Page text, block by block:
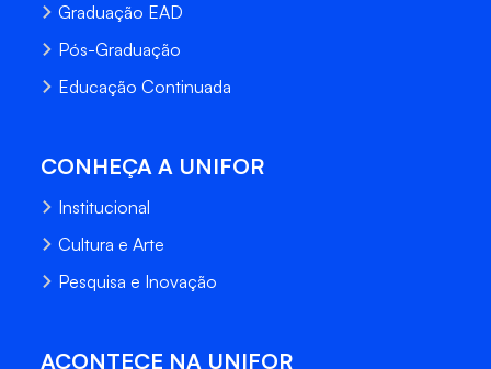
Graduação EAD
Pós-Graduação
Educação Continuada
CONHEÇA A UNIFOR
Institucional
Cultura e Arte
Pesquisa e Inovação
ACONTECE NA UNIFOR